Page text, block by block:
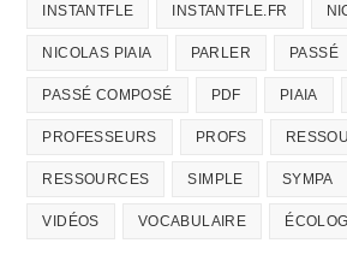
INSTANTFLE INSTANTFLE.FR
NICOLAS PIAIA PARLER PASSÉ
PASSÉ COMPOSÉ PDF PIAIA
PROFESSEURS PROFS
RESSOURCES SIMPLE SYMPA
VIDÉOS VOCABULAIRE